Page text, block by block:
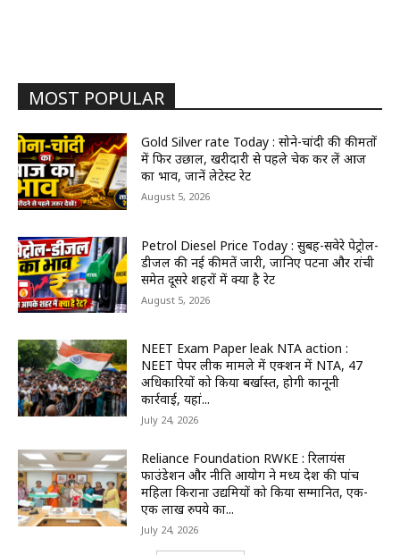
MOST POPULAR
Gold Silver rate Today : सोने-चांदी की कीमतों
में फिर उछाल, खरीदारी से पहले चेक कर लें आज
का भाव, जानें लेटेस्ट रेट
August 5, 2026
Petrol Diesel Price Today : सुबह-सवेरे पेट्रोल-
डीजल की नई कीमतें जारी, जानिए पटना और रांची
समेत दूसरे शहरों में क्या है रेट
August 5, 2026
NEET Exam Paper leak NTA action :
NEET पेपर लीक मामले में एक्शन में NTA, 47
अधिकारियों को किया बर्खास्त, होगी कानूनी
कार्रवाई, यहां...
July 24, 2026
Reliance Foundation RWKE : रिलायंस
फाउंडेशन और नीति आयोग ने मध्य प्रदेश की पांच
महिला किराना उद्यमियों को किया सम्मानित, एक-
एक लाख रुपये का...
July 24, 2026